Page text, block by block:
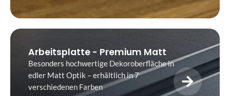
Arbeitsplatte - Premium Matt
Besonders hochwertige Dekoroberfläche in
edler Matt Optik – erhältlich in 7
verschiedenen Farben